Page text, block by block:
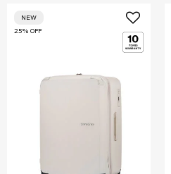
25% OFF
NEW